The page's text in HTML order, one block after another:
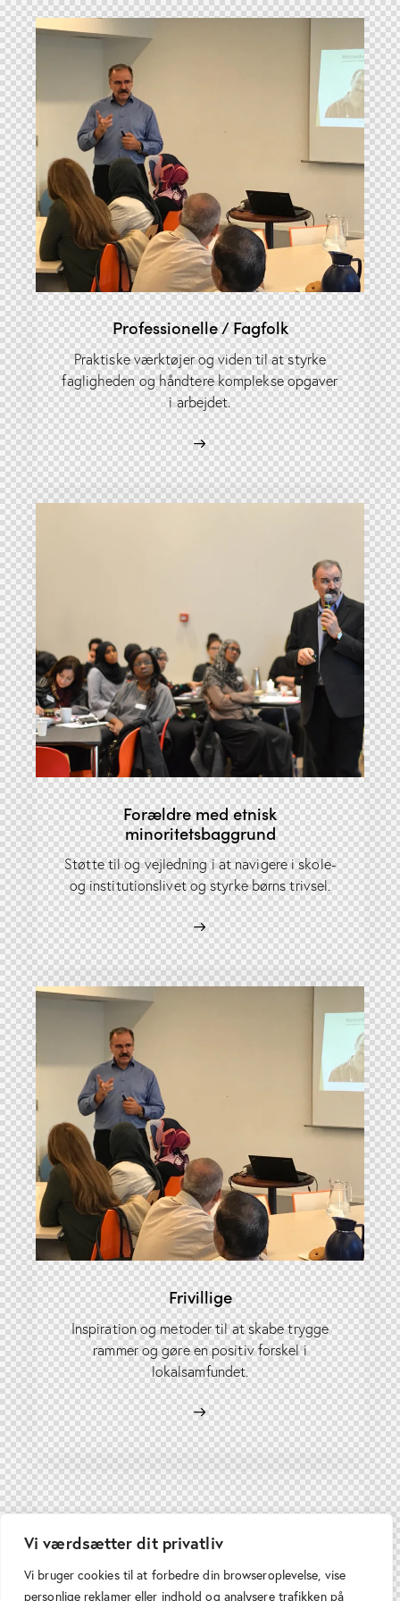
Vi værdsætter dit privatliv
Vi bruger cookies til at forbedre din browseroplevelse, vise
personlige reklamer eller indhold og analysere trafikken på
Professionelle / Fagfolk
Praktiske værktøjer og viden til at styrke
fagligheden og håndtere komplekse opgaver
i arbejdet.
Forældre med etnisk
minoritetsbaggrund
Støtte til og vejledning i at navigere i skole-
og institutionslivet og styrke børns trivsel.
Frivillige
Inspiration og metoder til at skabe trygge
rammer og gøre en positiv forskel i
lokalsamfundet.
mangfoldighed og arbejde inkluderende i